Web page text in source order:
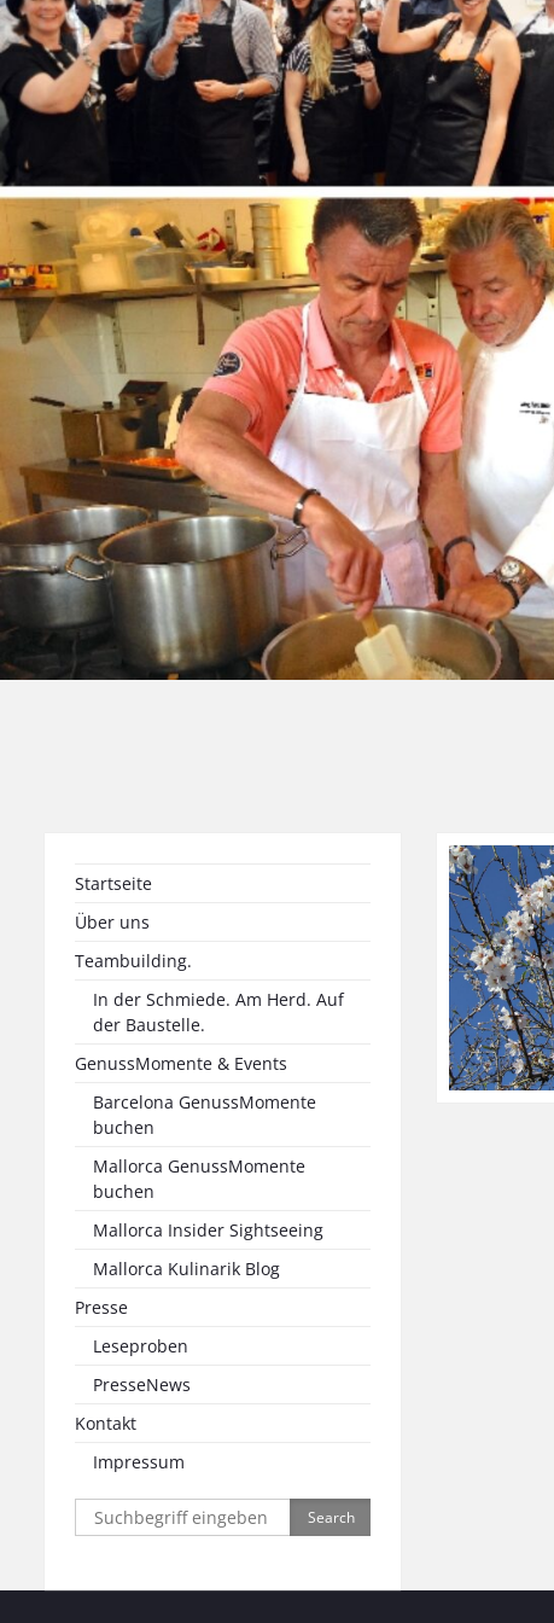
Startseite
Über uns
Teambuilding.
In der Schmiede. Am Herd. Auf
der Baustelle.
GenussMomente & Events
Barcelona GenussMomente
buchen
Mallorca GenussMomente
buchen
Mallorca Insider Sightseeing
Mallorca Kulinarik Blog
Presse
Leseproben
PresseNews
Kontakt
Impressum
Search
for: